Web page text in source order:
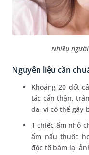
Nhiều
Nguyên liệu cần
Khoảng 20 đốt
tác cẩn thận,
da, vì có thể gây
1 chiếc ấm nhỏ
ấm nấu thuốc
độc tố bám lại